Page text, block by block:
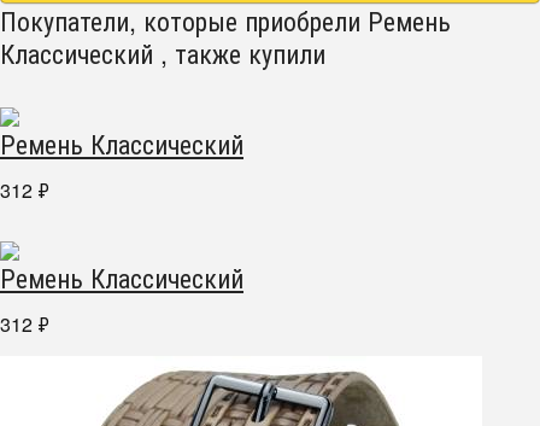
Покупатели, которые приобрели Ремень
Классический , также купили
Ремень Классический
312 ₽
Ремень Классический
312 ₽